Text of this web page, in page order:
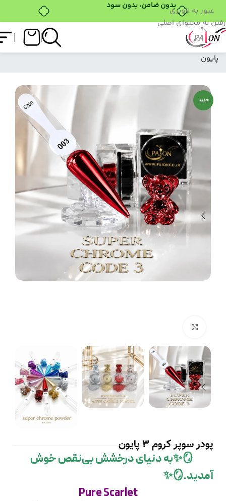
بدون ضامن، بدون سودعبور به ناوبری
رفتن به محتوای اصلی
فروشگاه
پودر سوپر کروم 3
پایون
جدید
پودر سوپر کروم 3 پایون
🪞✨به دنیای درخشش بی‌نقص خوش
آمدید.🪞✨